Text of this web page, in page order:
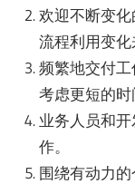
欢迎不断变
流程利用变化
频繁地交付
考虑更短的时
业务人员和
作。
围绕有动力